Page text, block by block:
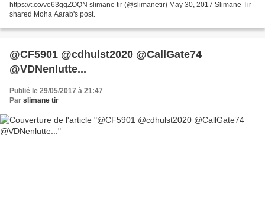
https://t.co/ve63ggZOQN slimane tir (@slimanetir) May 30, 2017 Slimane Tir
shared Moha Aarab's post.
@CF5901 @cdhulst2020 @CallGate74
@VDNenlutte...
Publié le 29/05/2017 à 21:47
Par slimane tir